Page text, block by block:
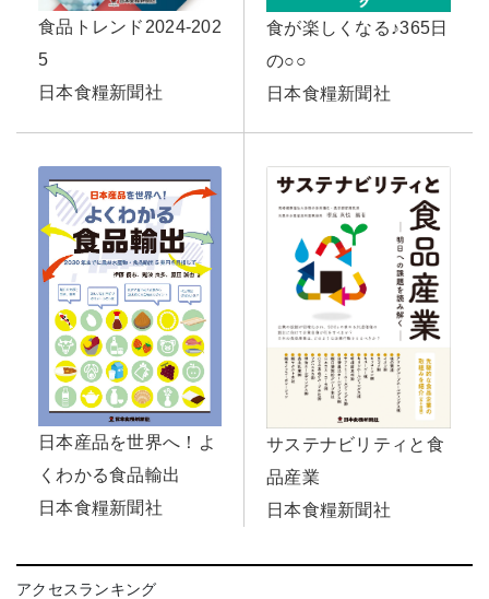
食品トレンド2024-202
5
日本食糧新聞社
食が楽しくなる♪365日
の○○
日本食糧新聞社
日本産品を世界へ！よ
くわかる食品輸出
日本食糧新聞社
サステナビリティと食
品産業
日本食糧新聞社
アクセスランキング